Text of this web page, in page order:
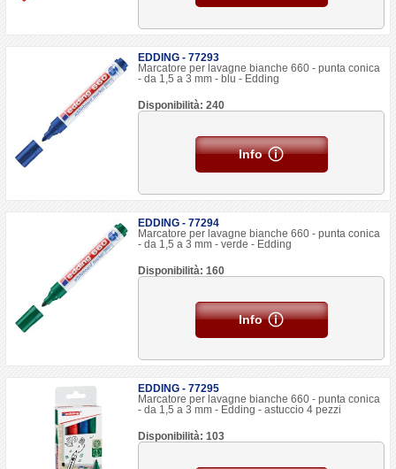
EDDING - 77293
Marcatore per lavagne bianche 660 - punta conica
- da 1,5 a 3 mm - blu - Edding
Disponibilità: 240
Info
EDDING - 77294
Marcatore per lavagne bianche 660 - punta conica
- da 1,5 a 3 mm - verde - Edding
Disponibilità: 160
Info
EDDING - 77295
Marcatore per lavagne bianche 660 - punta conica
- da 1,5 a 3 mm - Edding - astuccio 4 pezzi
Disponibilità: 103